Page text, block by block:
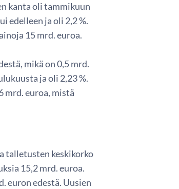
kanta oli tammikuun
edelleen ja oli 2,2 %.
15 mrd. euroa.
mikä on 0,5 mrd.
ja oli 2,23 %.
mrd. euroa, mistä
talletusten keskikorko
15,2 mrd. euroa.
euron edestä. Uusien